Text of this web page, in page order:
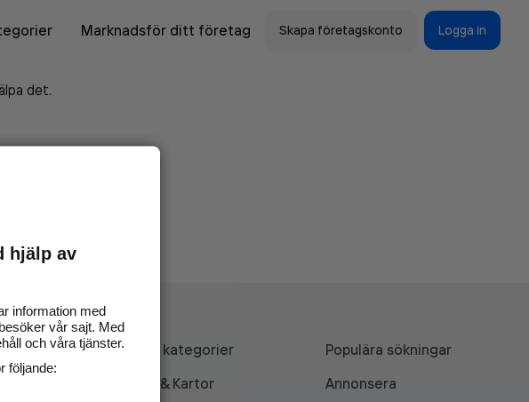
Marknadsför ditt företag Skapa företagskonto Logga in
det.
på
Alla kategorier
Populära sökningar
API & Kartor
Annonsera
hjälp av
information med
vår sajt. Med
och våra tjänster.
följande: